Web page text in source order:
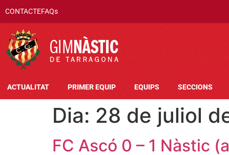
CONTACTEFAQs
ACTUALITAT PRIMER EQUIP EQUIPS SECCIONS
Dia: 28 de juliol
FC Ascó 0 – 1 Nàstic